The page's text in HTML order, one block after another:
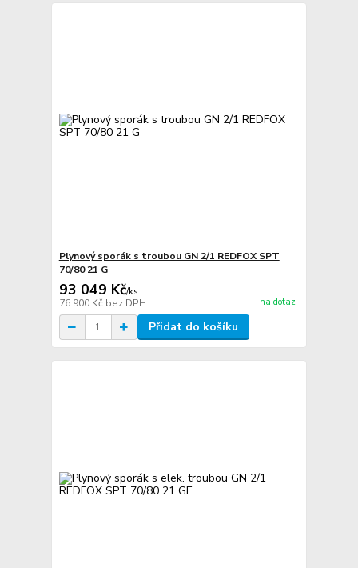
Plynový sporák s troubou GN 2/1 REDFOX SPT
70/80 21 G
93 049 Kč/ks
76 900 Kč bez DPH na dotaz
Přidat do košíku